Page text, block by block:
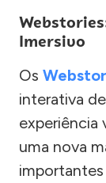
Imersivo
Os
interativa
experiência
uma nova
importantes